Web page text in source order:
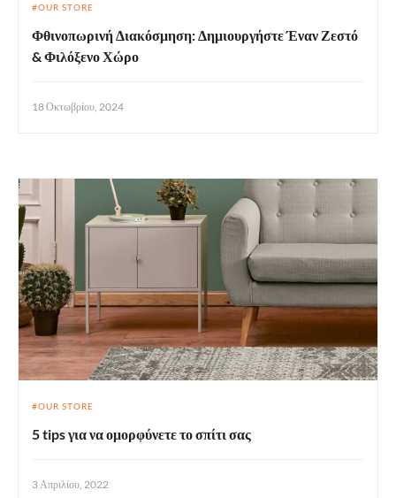
OUR STORE
Φθινοπωρινή Διακόσμηση: Δημιουργήστε Έναν Ζεστό
& Φιλόξενο Χώρο
18 Οκτωβρίου, 2024
OUR STORE
5 tips για να ομορφύνετε το σπίτι σας
3 Απριλίου, 2022